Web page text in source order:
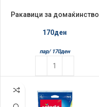
Ракавици за домаќинство
170ден
пар/ 170ден